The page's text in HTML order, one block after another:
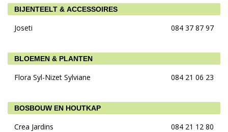
BIJENTEELT & ACCESSOIRES
Joseti 084 37 87 97
BLOEMEN & PLANTEN
Flora Syl-Nizet Sylviane 084 21 06 23
BOSBOUW EN HOUTKAP
Crea Jardins
084 21 12 80